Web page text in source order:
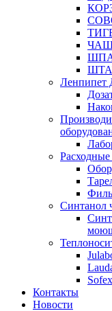
Ленпипет
Синтанол
Контакты
Новости